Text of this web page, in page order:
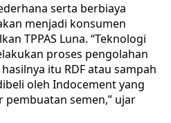
serta berbiaya
menjadi konsumen
TPPAS Luna. “Teknologi
proses pengolahan
itu RDF atau sampah
oleh Indocement yang
pembuatan semen,” ujar